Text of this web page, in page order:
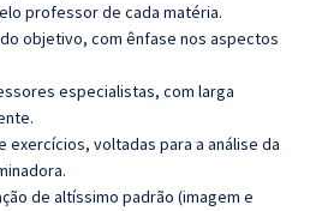
professor de cada matéria.
objetivo, com ênfase nos aspectos
especialistas, com larga
exercícios, voltadas para a análise da
de altíssimo padrão (imagem e